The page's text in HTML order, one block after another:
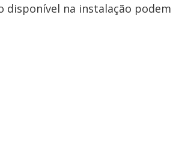
disponível na instalação podem